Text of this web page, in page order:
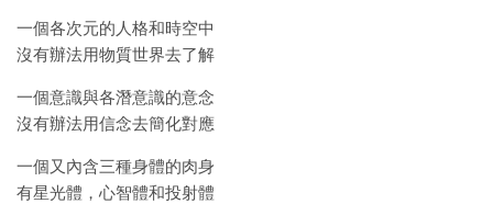
一個各次元的人格和時空中
沒有辦法用物質世界去了解
一個意識與各潛意識的意念
沒有辦法用信念去簡化對應
一個又內含三種身體的肉身
有星光體，心智體和投射體